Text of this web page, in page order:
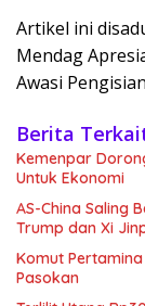
Artikel ini
Mendag
Awasi
Berita
Kemenpar
Untuk Ekonomi
AS-China Saling
Trump dan Xi
Komut
Pasokan